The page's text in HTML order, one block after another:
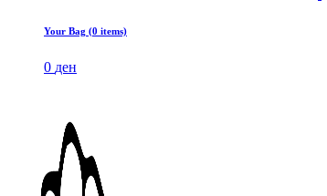
Your Bag (0 items)
0 ден